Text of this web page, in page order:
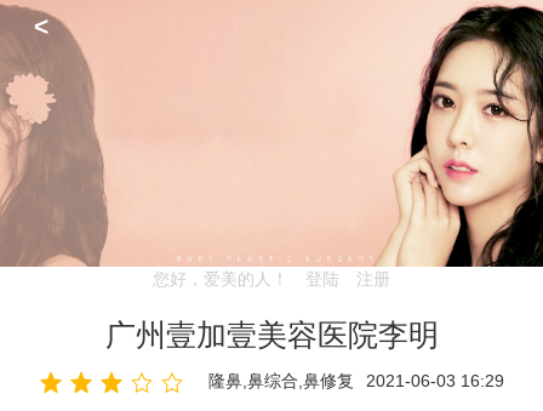
<
您好，爱美的人！ 登陆 注册
广州壹加壹美容医院李明
隆鼻,鼻综合,鼻修复 2021-06-03 16:29